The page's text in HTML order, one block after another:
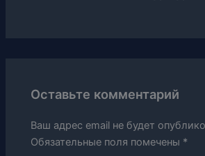
Оставьте комментарий
Ваш адрес email не будет
Обязательные поля помечены *